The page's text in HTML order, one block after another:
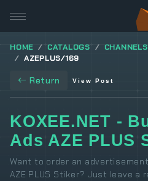
HOME CATALOGS CHANNELS
AZEPLUS/169
Return View Post
KOXEE.NET -
Ads AZE PLUS
Want to order an
AZE PLUS Stiker? Just leave a